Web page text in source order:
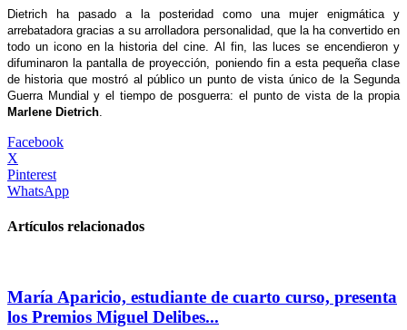
Dietrich ha pasado a la posteridad como una mujer enigmática y
arrebatadora gracias a su arrolladora personalidad, que la ha convertido en
todo un icono en la historia del cine. Al fin, las luces se encendieron y
difuminaron la pantalla de proyección, poniendo fin a esta pequeña clase
de historia que mostró al público un punto de vista único de la Segunda
Guerra Mundial y el tiempo de posguerra: el punto de vista de la propia
Marlene Dietrich
Facebook
X
Pinterest
WhatsApp
Artículos relacionados
María Aparicio, estudiante de cuarto curso, presenta
los Premios Miguel Delibes...